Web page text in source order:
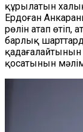
құрылатын
Ердоған
рөлін атап өтіп,
барлық
қадағалайтынын
қосатынын